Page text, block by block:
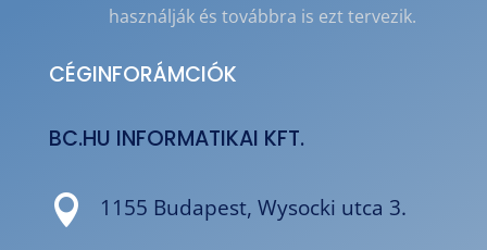
használják és továbbra is ezt tervezik.
CÉGINFORÁMCIÓK
BC.HU INFORMATIKAI KFT.
 1155 Budapest, Wysocki utca 3.